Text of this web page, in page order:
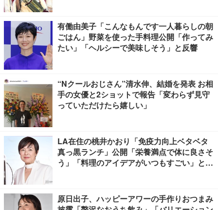
有働由美子「こんなもんです一人暮らしの朝
ごはん」野菜を使った手料理公開「作ってみ
たい」「ヘルシーで美味しそう」と反響
“Nクールおじさん”清水伸、結婚を発表 お相
手の女優と2ショットで報告「変わらず見守
っていただけたら嬉しい」
LA在住の桃井かおり「免疫力向上ベタベタ
真っ黒ランチ」公開「栄養満点で体に良さそ
う」「料理のアイデアがいつもすごい」と反
原日出子、ハッピーアワーの手作りおつまみ